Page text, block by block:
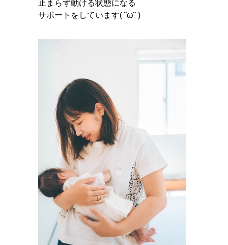
止まらず動ける状態になる
サポートをしています( ˘ω˘ )